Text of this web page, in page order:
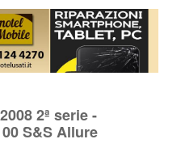
2ª serie -
S&S Allure